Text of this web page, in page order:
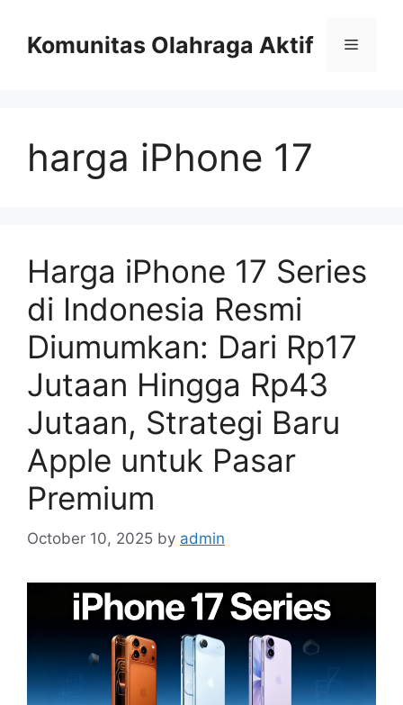
contentKomunitas Olahraga Aktif Menu
harga iPhone 17
Harga iPhone 17 Series
di Indonesia Resmi
Diumumkan: Dari Rp17
Jutaan Hingga Rp43
Jutaan, Strategi Baru
Apple untuk Pasar
Premium
October 10, 2025 by admin